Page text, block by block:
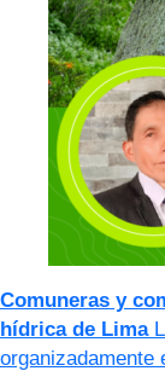
Comuneras y
hídrica de Lima
organizadamente